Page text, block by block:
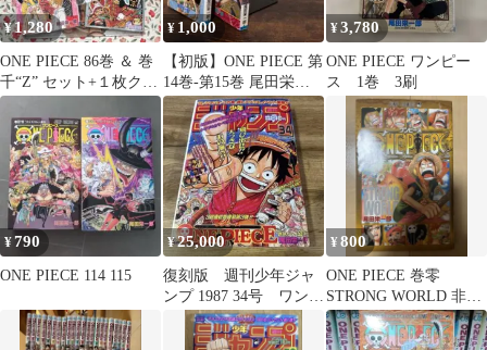
¥1,280
ONE PIECE 86巻 ＆ 巻
千“Z” セット+１枚クリ
アファイル
¥ 1,000
【初版】ONE PIECE 第
14巻-第15巻 尾田栄一
郎 1stEdition
¥3,780
ONE PIECE ワンピー
ス 1巻 3刷
¥790
ONE PIECE 114 115
¥25,000
復刻版 週刊少年ジャ
ンプ 1987 34号 ワンピ
ース
¥800
ONE PIECE 巻零
STRONG WORLD 非売
品